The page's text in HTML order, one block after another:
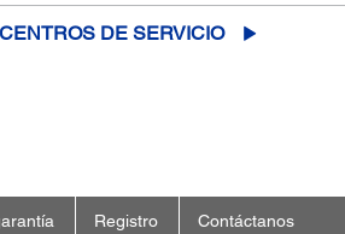
CENTROS DE SERVICIO
Registro Contáctanos